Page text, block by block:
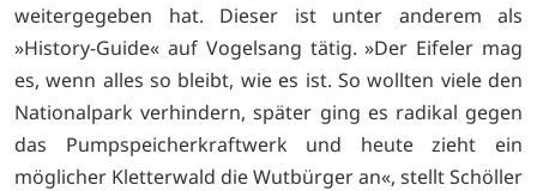
weitergegeben hat. Dieser ist unter anderem als
»History-Guide« auf Vogelsang tätig. »Der Eifeler mag
es, wenn alles so bleibt, wie es ist. So wollten viele den
Nationalpark verhindern, später ging es radikal gegen
das Pumpspeicherkraftwerk und heute zieht ein
möglicher Kletterwald die Wutbürger an«, stellt Schöller